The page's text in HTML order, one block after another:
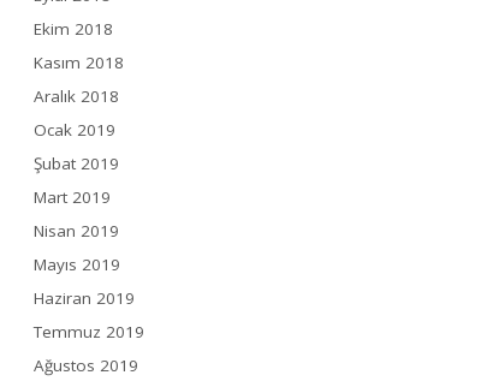
Ekim 2018
Kasım 2018
Aralık 2018
Ocak 2019
Şubat 2019
Mart 2019
Nisan 2019
Mayıs 2019
Haziran 2019
Temmuz 2019
Ağustos 2019